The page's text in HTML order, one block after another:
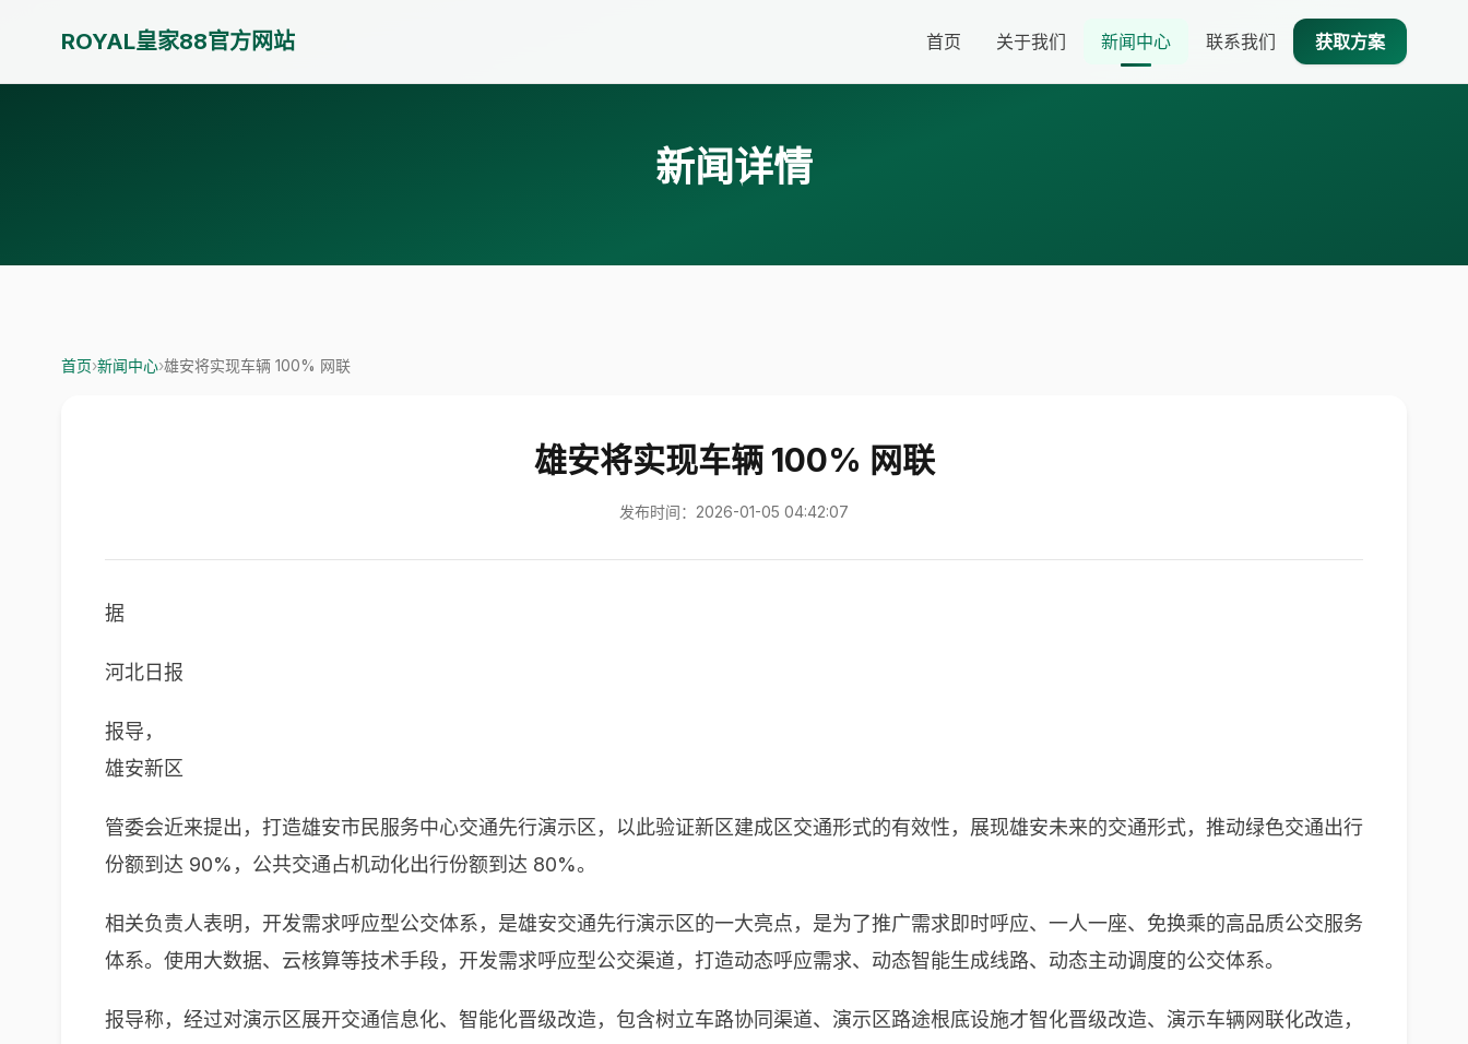
ROYAL皇家88官方网站 首页 关于我们 新闻中心 联系我们 获取方案
新闻详情
首页›新闻中心›雄安将实现车辆 100% 网联
雄安将实现车辆 100% 网联
发布时间：2026-01-05 04:42:07
据
河北日报
报导，
雄安新区
管委会近来提出，打造雄安市民服务中心交通先行演示区，以此验证新区建成区交通形式的有效性，展现雄安未来的交通形式，推动绿色交通出行
份额到达 90%，公共交通占机动化出行份额到达 80%。
相关负责人表明，开发需求呼应型公交体系，是雄安交通先行演示区的一大亮点，是为了推广需求即时呼应、一人一座、免换乘的高品质公交服务
体系。使用大数据、云核算等技术手段，开发需求呼应型公交渠道，打造动态呼应需求、动态智能生成线路、动态主动调度的公交体系。
报导称，经过对演示区展开交通信息化、智能化晋级改造，包含树立车路协同渠道、演示区路途根底设施才智化晋级改造、演示车辆网联化改造，